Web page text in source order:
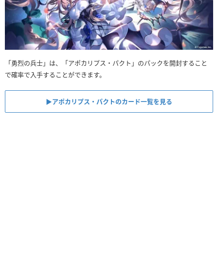
「勇烈の兵士」は、「アポカリプス・パクト」のパックを開封すること
で確率で入手することができます。
▶︎アポカリプス・パクトのカード一覧を見る